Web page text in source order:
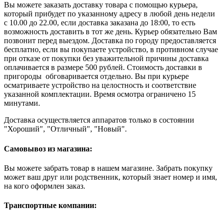
Вы можете заказать доставку товара с помощью курьера,
который прибудет по указанному адресу в любой день недели
с 10.00 до 22.00, если доставка заказана до 18:00, то есть
возможность доставить в тот же день. Курьер обязательно Вам
позвонит перед выездом. Доставка по городу предоставляется
бесплатно, если вы покупаете устройство, в противном случае
при отказе от покупки без уважительной причины доставка
оплачивается в размере 500 рублей. Стоимость доставки в
пригороды обговаривается отдельно. Вы при курьере
осматриваете устройство на целостность и соответствие
указанной комплектации. Время осмотра ограничено 15
минутами.
Доставка осуществляется аппаратов только в состоянии
"Хороший", "Отличный", "Новый".
Самовывоз из магазина:
Вы можете забрать товар в нашем магазине. Забрать покупку
может ваш друг или родственник, который знает номер и имя,
на кого оформлен заказ.
Транспортные компании: